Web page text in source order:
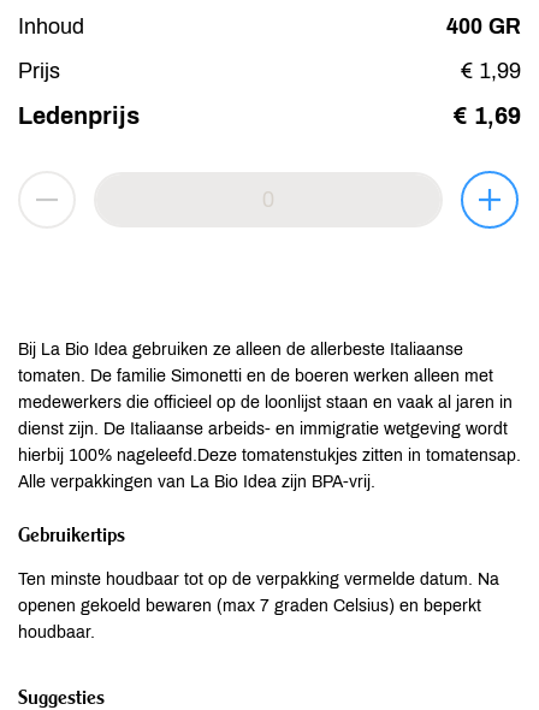
Inhoud
400 GR
Prijs
€ 1,99
Ledenprijs € 1,69
Bij La Bio Idea gebruiken ze alleen de allerbeste Italiaanse
tomaten. De familie Simonetti en de boeren werken alleen met
medewerkers die officieel op de loonlijst staan en vaak al jaren in
dienst zijn. De Italiaanse arbeids- en immigratie wetgeving wordt
hierbij 100% nageleefd.Deze tomatenstukjes zitten in tomatensap.
Alle verpakkingen van La Bio Idea zijn BPA-vrij.
Gebruikertips
Ten minste houdbaar tot op de verpakking vermelde datum. Na
openen gekoeld bewaren (max 7 graden Celsius) en beperkt
houdbaar.
Suggesties